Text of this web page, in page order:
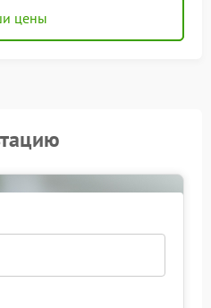
цены